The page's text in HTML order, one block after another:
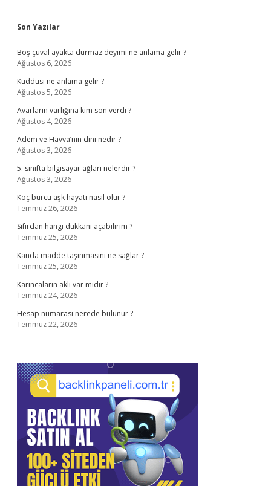
Sidebar
Son Yazılar
Boş çuval ayakta durmaz deyimi ne anlama gelir ?
Ağustos 6, 2026
Kuddusi ne anlama gelir ?
Ağustos 5, 2026
Avarların varlığına kim son verdi ?
Ağustos 4, 2026
Adem ve Havva’nın dini nedir ?
Ağustos 3, 2026
5. sınıfta bilgisayar ağları nelerdir ?
Ağustos 3, 2026
Koç burcu aşk hayatı nasıl olur ?
Temmuz 26, 2026
Sıfırdan hangi dükkanı açabilirim ?
Temmuz 25, 2026
Kanda madde taşınmasını ne sağlar ?
Temmuz 25, 2026
Karıncaların aklı var mıdır ?
Temmuz 24, 2026
Hesap numarası nerede bulunur ?
Temmuz 22, 2026